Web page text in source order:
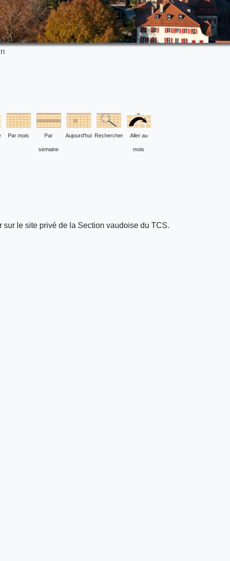
Par mois Par
semaine
Aujourd'hui Rechercher Aller au
mois
le site privé de la Section vaudoise du TCS.